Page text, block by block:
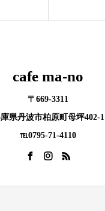
cafe ma-no
〒669-3311
県丹波市柏原町母坪402-1
℡0795-71-4110